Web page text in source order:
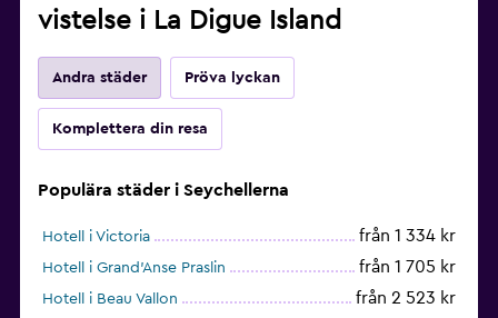
vistelse i La Digue Island
Andra städer Pröva lyckan
Komplettera din resa
Populära städer i Seychellerna
Hotell i Victoria från 1 334 kr
Hotell i Grand'Anse Praslin från 1 705 kr
Hotell i Beau Vallon från 2 523 kr